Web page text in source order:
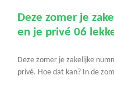
Deze zomer je
en je privé 06
Deze zomer je zakelijke
privé. Hoe dat kan? In de